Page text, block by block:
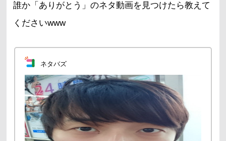
誰か「ありがとう」のネタ動画を見つけたら教えて
くださいwww
ネタバズ